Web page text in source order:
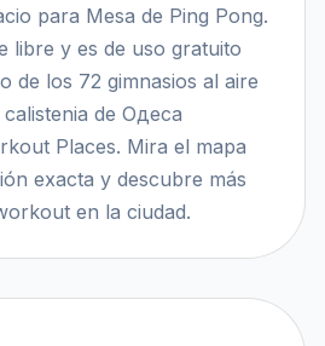
para Mesa de Ping Pong.
libre y es de uso gratuito
de los 72 gimnasios al aire
de Одеса
Places. Mira el mapa
exacta y descubre más
en la ciudad.